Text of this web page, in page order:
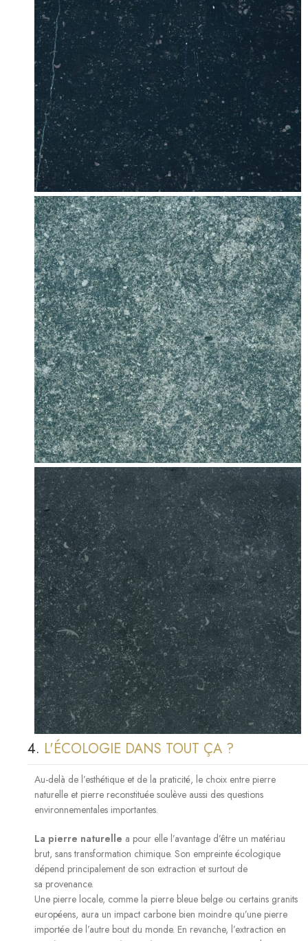
4. L'ÉCOLOGIE DANS TOUT ÇA ?
Au-delà de l’esthétique et de la praticité, le choix entre pierre
naturelle et pierre reconstituée soulève aussi des questions
environnementales importantes.
La pierre naturelle a pour elle l’avantage d’être un matériau
brut, sans transformation chimique. Son empreinte écologique
dépend principalement de son extraction et surtout de
sa provenance.
Une pierre locale, comme la pierre bleue belge ou certains granits
européens, aura un impact carbone bien moindre qu’une pierre
importée de l’autre bout du monde. En revanche, l’extraction en